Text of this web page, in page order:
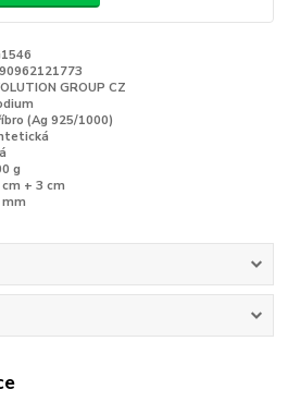
GROUP CZ
(Ag 925/1000)
g
+ 3 cm
mm